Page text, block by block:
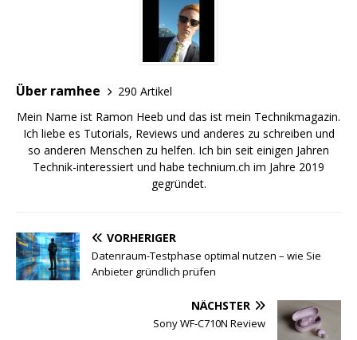
Über ramhee
290 Artikel
Mein Name ist Ramon Heeb und das ist mein Technikmagazin.
Ich liebe es Tutorials, Reviews und anderes zu schreiben und
so anderen Menschen zu helfen. Ich bin seit einigen Jahren
Technik-interessiert und habe technium.ch im Jahre 2019
gegründet.
VORHERIGER
Datenraum-Testphase optimal nutzen – wie Sie
Anbieter gründlich prüfen
NÄCHSTER
Sony WF-C710N Review